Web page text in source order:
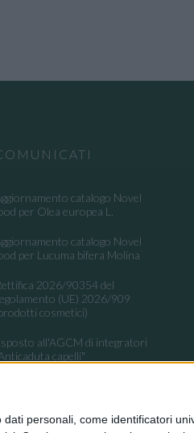
personali, come identificatori
catalogo Novel
per Olea europea L.
catalogo Novel
per Lucuma bifera Molina
2026/90354 del
(UE) 2026/909
cosmetici)
all'AGCM di integratori
capelli"
Ritiro integratori per presenza